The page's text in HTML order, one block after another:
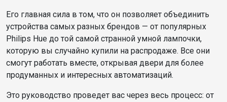
Его главная сила в том, что он позволяет объединить
устройства самых разных брендов — от популярных
Philips Hue до той самой странной умной лампочки,
которую вы случайно купили на распродаже. Все они
смогут работать вместе, открывая двери для более
продуманных и интересных автоматизаций.
Это руководство проведет вас через весь процесс: от